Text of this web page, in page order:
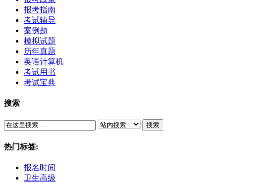
报考指南
考试辅导
案例题
模拟试题
历年真题
英语计算机
考试用书
考试宝典
搜索
搜索
热门标签:
报名时间
卫生高级